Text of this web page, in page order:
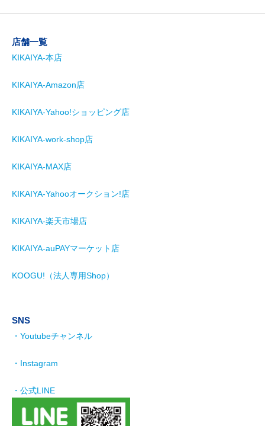
店舗一覧
KIKAIYA-本店
KIKAIYA-Amazon店
KIKAIYA-Yahoo!ショッピング店
KIKAIYA-work-shop店
KIKAIYA-MAX店
KIKAIYA-Yahooオークション!店
KIKAIYA-楽天市場店
KIKAIYA-auPAYマーケット店
KOOGU!（法人専用Shop）
SNS
・Youtubeチャンネル
・Instagram
・公式LINE